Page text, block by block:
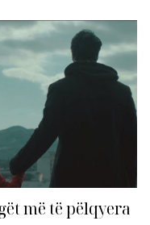
vetëm një javë më
ka
më të pëlqyera